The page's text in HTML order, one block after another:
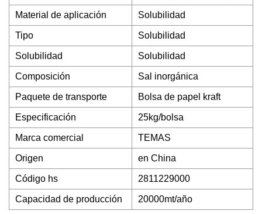
Material de aplicación Solubilidad
Tipo Solubilidad
Solubilidad Solubilidad
Composición Sal inorgánica
Paquete de transporte Bolsa de papel kraft
Especificación 25kg/bolsa
Marca comercial TEMAS
Origen en China
Código hs 2811229000
Capacidad de producción 20000mt/año